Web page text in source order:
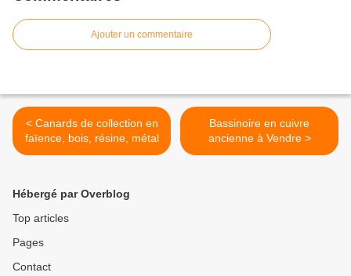
Ajouter un commentaire
< Canards de collection en
faïence, bois, résine, métal
Bassinoire en cuivre
ancienne à Vendre >
Hébergé par Overblog
Top articles
Pages
Contact